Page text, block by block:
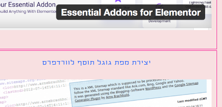
יצירת מפת גוגל תוסף לוורדפרס